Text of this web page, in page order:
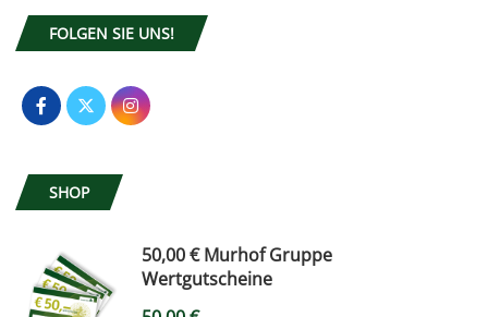
FOLGEN SIE UNS!
SHOP
50,00 € Murhof Gruppe
Wertgutscheine